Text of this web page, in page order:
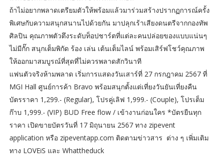
ถ้าไม่อยากพลาดเตรียมตัวให้พร้อมแล้วมาร่วมสร้างปรากฏการณ์ครั้ง
พิเศษกับความสนุกสนานไปด้วยกัน มาปลุกเร้าเสียงดนตรีจากกองทัพ
ศิลปิน คุณภาพตัวตึงระดับท็อปชาร์ตที่แต่ละคนปล่อยของแบบแน่นๆ
ไม่มีกั๊ก สนุกเต็มพิกัด ร้อง เล่น เต้นเต็มไลน์ พร้อมเสิร์ฟโชว์คุณภาพ
ให้ออกมาสมบูรณ์ที่สุดที่ไม่ควรพลาดสักวินาที
แฟนตัวจริงห้ามพลาด เริ่มการแสดงวันเสาร์ที่ 27 กรกฎาคม 2567 ที่
MGI Hall ศูนย์การค้า Bravo พร้อมสนุกตั้งแต่เที่ยงวันยันเที่ยงคืน
บัตรราคา 1,299.- (Regular), โปรคู่เลิฟ 1,999.- (Couple), โปรเต็ม
ก๊าบ 1,999.- (VIP) BUD Free flow / เข้างานก่อนใคร *บัตรยืนทุก
ราคา เปิดขายบัตรวันที่ 17 มิถุนายน 2567 ทาง zipevent
application หรือ zipeventapp.com ติดตามข่าวสาร ต่าง ๆ เพิ่มเติม
ทาง LOVEiS และ Whattheduck